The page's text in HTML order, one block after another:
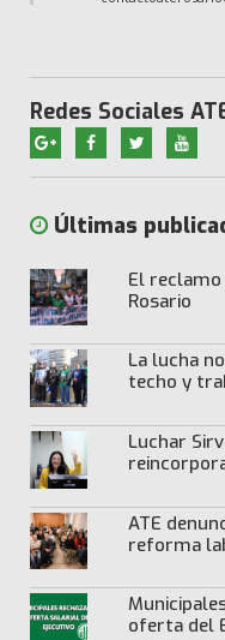
Redes Sociales
Últimas
El
Rosario
La lucha
techo y
Luchar
ATE
reforma
oferta del